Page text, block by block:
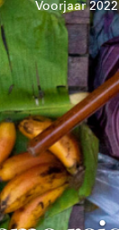
Voorjaar 2022